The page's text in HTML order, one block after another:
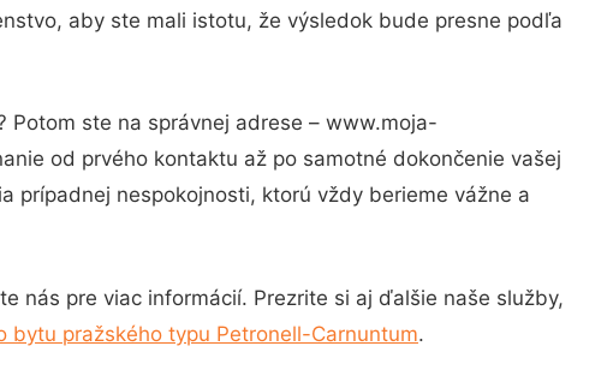
aby ste mali istotu, že výsledok bude presne podľa
ste na správnej adrese – www.moja-
od prvého kontaktu až po samotné dokončenie vašej
prípadnej nespokojnosti, ktorú vždy berieme vážne a
nás pre viac informácií. Prezrite si aj ďalšie naše služby,
bytu pražského typu Petronell-Carnuntum.